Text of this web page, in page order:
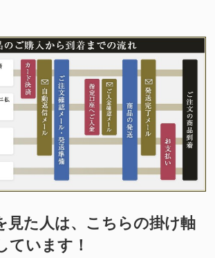
見た人は、こちらの掛け軸
ています！